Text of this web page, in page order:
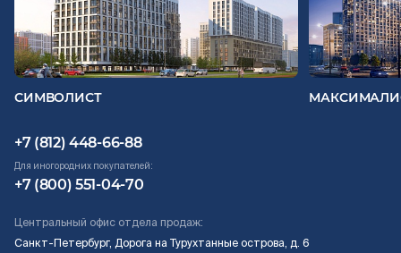
СИМВОЛИСТ
+7 (812) 448-66-88
Для иногородних покупателей:
+7 (800) 551-04-70
Центральный офис отдела продаж:
Санкт-Петербург, Дорога на Турухтанные острова, д. 6